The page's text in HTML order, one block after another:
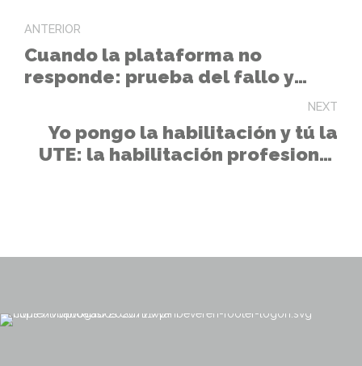
ANTERIOR
Cuando la plataforma no
responde: prueba del fallo y
NEXT
Yo pongo la habilitación y tú la
UTE: la habilitación profesional